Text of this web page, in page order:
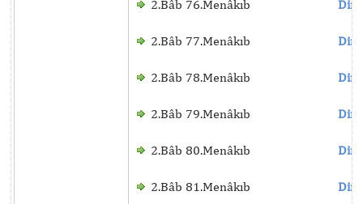
2.Bâb 76.Menâkıb
2.Bâb 77.Menâkıb
2.Bâb 78.Menâkıb
2.Bâb 79.Menâkıb
2.Bâb 80.Menâkıb
2.Bâb 81.Menâkıb